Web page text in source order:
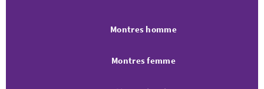
Montres homme
Montres femme